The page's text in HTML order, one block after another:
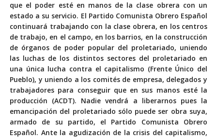
que el poder esté en manos de la clase obrera con un
estado a su servicio. El Partido Comunista Obrero Español
continuará trabajando con la clase obrera, en los centros
de trabajo, en el campo, en los barrios, en la construcción
de órganos de poder popular del proletariado, uniendo
las luchas de los distintos sectores del proletariado en
una única lucha contra el capitalismo (Frente Único del
Pueblo), y uniendo a los comités de empresa, delegados y
trabajadores para conseguir que en sus manos esté la
producción (ACDT). Nadie vendrá a liberarnos pues la
emancipación del proletariado sólo puede ser obra suya,
armado de su partido, el Partido Comunista Obrero
Español. Ante la agudización de la crisis del capitalismo,